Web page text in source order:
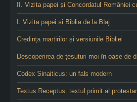
II. Vizita papei și Concordatul României
I. Vizita papei și Biblia de la Blaj
Credința martirilor și versiunile Bibliei
Descoperirea de țesuturi moi în oase de
Codex Sinaiticus: un fals modern
Textus Receptus: textul primit al